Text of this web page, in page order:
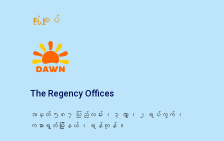
ရုံးချုပ်
The Regency Offices
အမှတ် ၅၈၇ ပြည်လမ်း ၊ ၃ လွှာ ၊ ၂ ရပ်ကွက် ၊
ကမာရွတ်မြို့နယ် ၊ ရန်ကုန် ။